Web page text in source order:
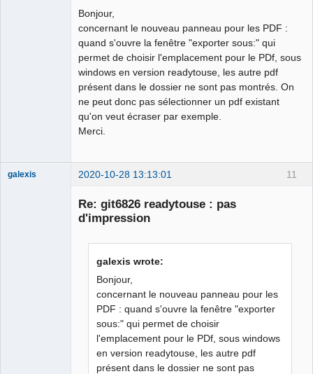
Bonjour,
concernant le nouveau panneau pour les PDF :
quand s'ouvre la fenêtre "exporter sous:" qui
permet de choisir l'emplacement pour le PDf, sous
windows en version readytouse, les autre pdf
présent dans le dossier ne sont pas montrés. On
ne peut donc pas sélectionner un pdf existant
qu'on veut écraser par exemple.
Merci.
11
galexis 2020-10-28 13:13:01
Re: git6826 readytouse : pas
d'impression
galexis wrote:
Bonjour,
concernant le nouveau panneau pour les
PDF : quand s'ouvre la fenêtre "exporter
sous:" qui permet de choisir
l'emplacement pour le PDf, sous windows
en version readytouse, les autre pdf
présent dans le dossier ne sont pas